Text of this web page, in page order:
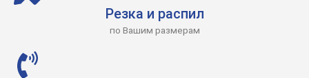
Резка и распил
по Вашим размерам